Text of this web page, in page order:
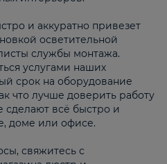
и аккуратно привезет
осветительной
службы монтажа.
услугами наших
срок на оборудование
что лучше доверить работу
сделают всё быстро и
доме или офисе.
свяжитесь с